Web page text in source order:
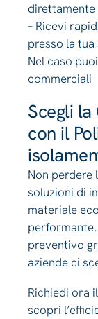
direttamente
– Ricevi
presso la tua
Nel caso
commerciali
Scegli
con il
Non perdere
soluzioni di
materiale
preventivo
aziende ci
Richiedi ora
scopri